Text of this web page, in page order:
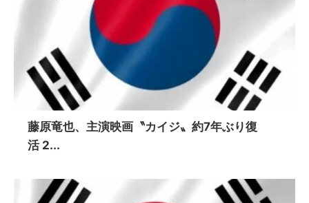
藤原竜也、主演映画〝カイジ〟約7年ぶり復
活 2...